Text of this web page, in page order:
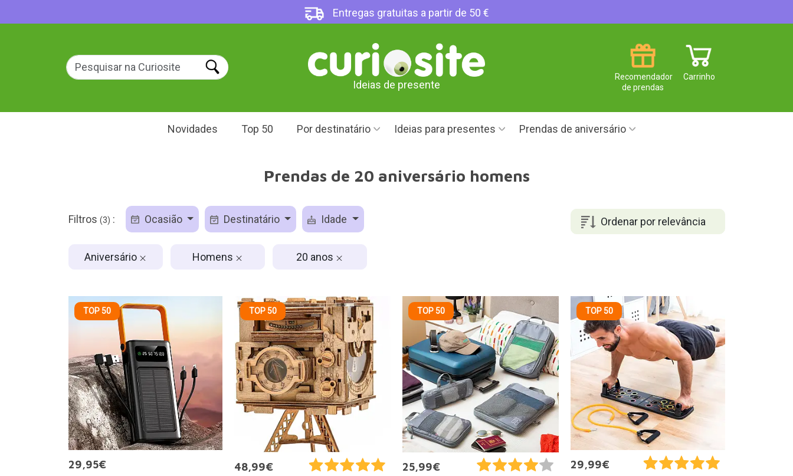
Entregas gratuitas a partir de 50 €
Ideias de presente
Carrinho
Recomendador
de prendas
Novidades Top 50 Por destinatário Ideias para presentes Prendas de aniversário
Prendas de 20 aniversário homens
Ordenar por relevância
Filtros (3) : Ocasião Destinatário Idade
Aniversário Homens 20 anos
TOP 50
29,95€
TOP 50
48,99€
TOP 50
25,99€
TOP 50
29,99€